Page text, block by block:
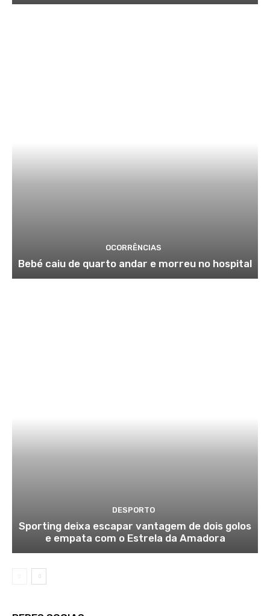
OCORRÊNCIAS
Bebé caiu de quarto andar e morreu no hospital
DESPORTO
Sporting deixa escapar vantagem de dois golos
e empata com o Estrela da Amadora